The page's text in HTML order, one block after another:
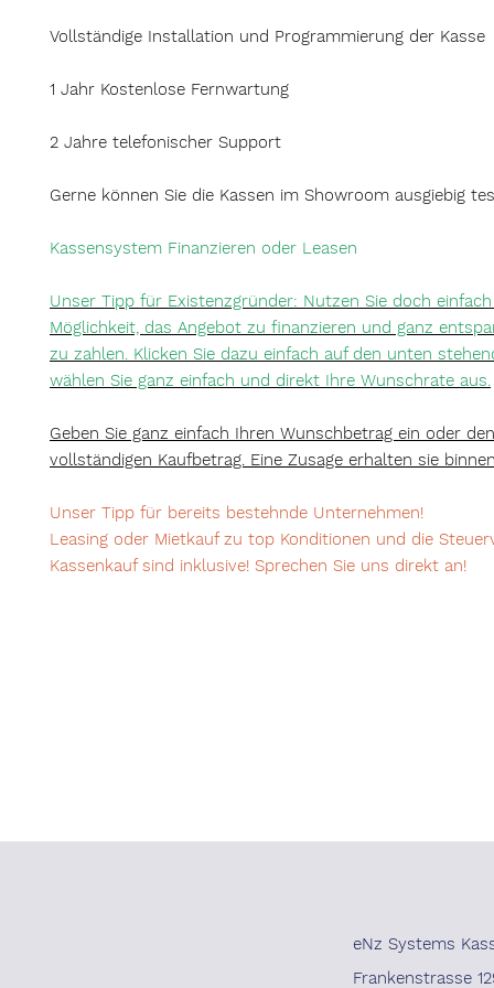
Vollständige Installation und Programmierung der Kasse
1 Jahr Kostenlose Fernwartung
2 Jahre telefonischer Support
Gerne können Sie die Kassen im Showroom ausgiebig
Kassensystem Finanzieren oder Leasen
Unser Tipp für Existenzgründer: Nutzen Sie doch
Möglichkeit, das Angebot zu finanzieren und ganz
zu zahlen. Klicken Sie dazu einfach auf den unten
wählen Sie ganz einfach und direkt Ihre Wunschrate aus.
Geben Sie ganz einfach Ihren Wunschbetrag ein oder den
vollständigen Kaufbetrag. Eine Zusage erhalten sie
Unser Tipp für bereits bestehnde Unternehmen!
Leasing oder Mietkauf zu top Konditionen und die
Kassenkauf sind inklusive! Sprechen Sie uns direkt an!
eNz Systems
Frankenstrasse